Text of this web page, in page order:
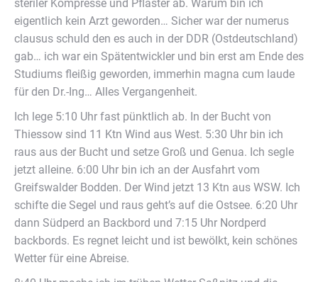
steriler Kompresse und Pflaster ab. Warum bin ich
eigentlich kein Arzt geworden… Sicher war der numerus
clausus schuld den es auch in der DDR (Ostdeutschland)
gab… ich war ein Spätentwickler und bin erst am Ende des
Studiums fleißig geworden, immerhin magna cum laude
für den Dr.-Ing… Alles Vergangenheit.
Ich lege 5:10 Uhr fast pünktlich ab. In der Bucht von
Thiessow sind 11 Ktn Wind aus West. 5:30 Uhr bin ich
raus aus der Bucht und setze Groß und Genua. Ich segle
jetzt alleine. 6:00 Uhr bin ich an der Ausfahrt vom
Greifswalder Bodden. Der Wind jetzt 13 Ktn aus WSW. Ich
schifte die Segel und raus geht’s auf die Ostsee. 6:20 Uhr
dann Südperd an Backbord und 7:15 Uhr Nordperd
backbords. Es regnet leicht und ist bewölkt, kein schönes
Wetter für eine Abreise.